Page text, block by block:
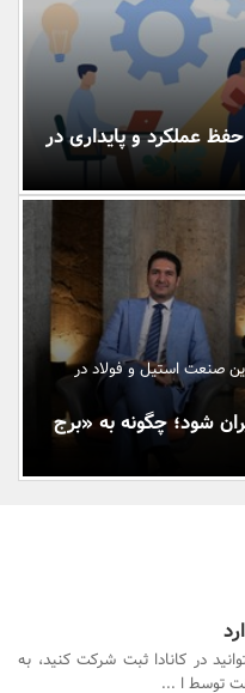
بانک، بیمه و سرمایه
مسکن و ساختمان
عملکرد و پایداری در
صنعت استیل و فولاد در
شود؛ چگونه به «برج
در کانادا ثبت شرکت کنید، به
توسط ا ...